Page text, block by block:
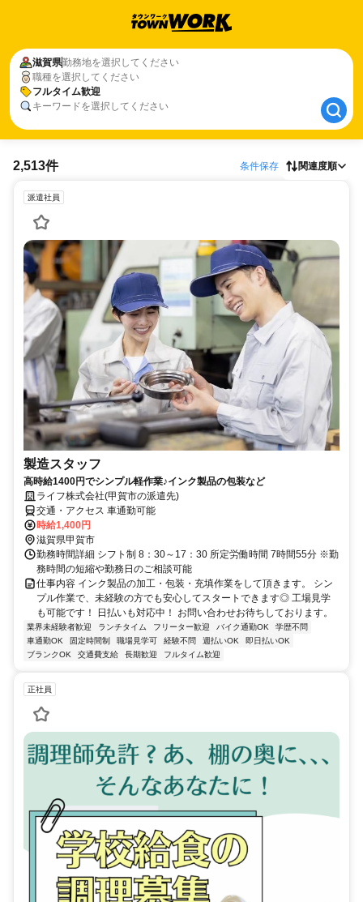
滋賀県勤務地を選択してください
職種を選択してください
フルタイム歓迎
キーワードを選択してください
滋賀県
フルタイム歓迎
2,513件 条件保存 関連度順
派遣社員
製造スタッフ
高時給1400円でシンプル軽作業♪インク製品の包装など
ライフ株式会社(甲賀市の派遣先)
交通・アクセス 車通勤可能
時給1,400円
滋賀県甲賀市
勤務時間詳細 シフト制 8：30～17：30 所定労働時間 7時間55分 ※勤
務時間の短縮や勤務日のご相談可能
仕事内容 インク製品の加工・包装・充填作業をして頂きます。 シン
プル作業で、未経験の方でも安心してスタートできます◎ 工場見学
も可能です！ 日払いも対応中！ お問い合わせお待ちしております。
業界未経験者歓迎 ランチタイム フリーター歓迎 バイク通勤OK
学歴不問
車通勤OK
固定時間制 職場見学可 経験不問 週払いOK
即日払いOK
ブランクOK
交通費支給 長期歓迎 フルタイム歓迎
正社員